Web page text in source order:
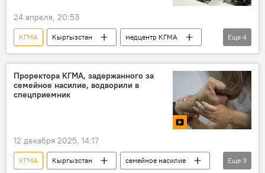
24 апреля, 20:53
КГМА Кыргызстан
медцентр КГМА
вузы
аккредитация
суд
лицензия
Еще 4
Проректора КГМА, задержанного за
семейное насилие, водворили в
спецприемник
12 декабря 2025, 14:17
КГМА Кыргызстан
семейное насилие
Еще 3